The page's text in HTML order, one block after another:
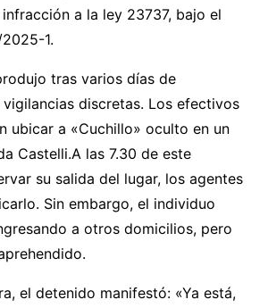
a la ley 23737, bajo el
1.
tras varios días de
discretas. Los efectivos
ubicar a «Cuchillo» oculto en un
Castelli.A las 7.30 de este
su salida del lugar, los agentes
Sin embargo, el individuo
a otros domicilios, pero
el detenido manifestó: «Ya está,